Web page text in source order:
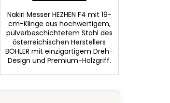
Nakiri Messer HEZHEN F4 mit 19-
cm-Klinge aus hochwertigem,
pulverbeschichtetem Stahl des
österreichischen Herstellers
BÖHLER mit einzigartigem Dreh-
Design und Premium-Holzgriff.